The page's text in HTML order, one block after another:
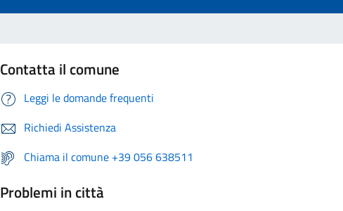
Contatta il comune
Leggi le domande frequenti
Richiedi Assistenza
Chiama il comune +39 056 638511
Problemi in città